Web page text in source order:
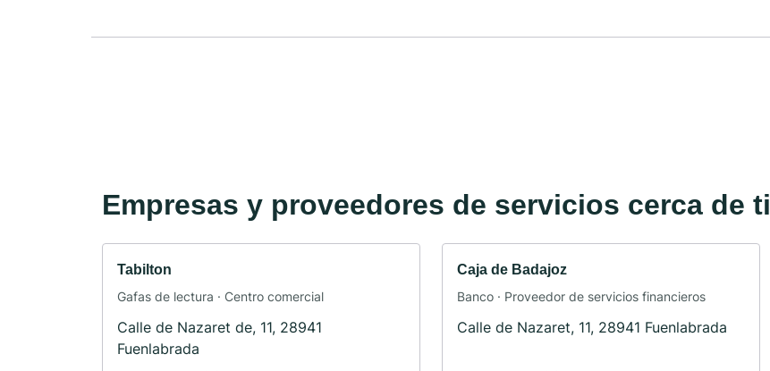
Empresas y proveedores de servicios cerca de ti
Tabilton
Gafas de lectura · Centro comercial
Calle de Nazaret de, 11, 28941
Fuenlabrada
Caja de Badajoz
Banco · Proveedor de servicios financieros
Calle de Nazaret, 11, 28941 Fuenlabrada